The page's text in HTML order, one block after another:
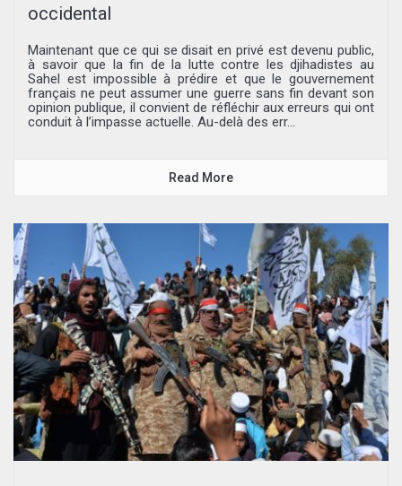
occidental
Maintenant que ce qui se disait en privé est devenu public,
à savoir que la fin de la lutte contre les djihadistes au
Sahel est impossible à prédire et que le gouvernement
français ne peut assumer une guerre sans fin devant son
opinion publique, il convient de réfléchir aux erreurs qui ont
conduit à l’impasse actuelle. Au-delà des err...
Read More